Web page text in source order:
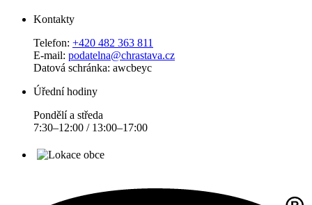
Kontakty
Telefon: +420 482 363 811
E-mail: podatelna@chrastava.cz
Datová schránka: awcbeyc
Úřední hodiny
Pondělí a středa
7:30–12:00 / 13:00–17:00